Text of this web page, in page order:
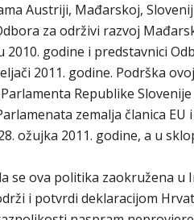
Austriji, Mađarskoj,
za održivi razvoj
godine i predstavnici
2011. godine. Podrška
Republike
zemalja članica
ožujka 2011. godine, a u
se ova politika zaokružena u
i potvrdi deklaracijom